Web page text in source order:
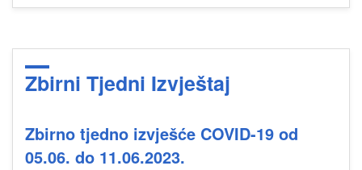
Zbirni Tjedni Izvještaj
Zbirno tjedno izvješće COVID-19 od
05.06. do 11.06.2023.